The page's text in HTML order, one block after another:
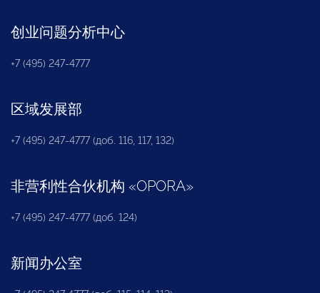
创业问题分析中心
+7 (495) 247-4777
区域发展部
+7 (495) 247-4777 (доб. 116, 117, 132)
非营利性合伙机构 «OPORA»
+7 (495) 247-4777 (доб. 124)
新闻办公室